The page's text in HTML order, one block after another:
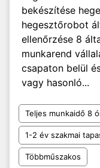
bekészítése
hegesztőrobot
ellenőrzése 8
munkarend
csapaton belül
vagy hasonló...
Teljes munkaidő 8
1-2 év szakmai
Többműszakos